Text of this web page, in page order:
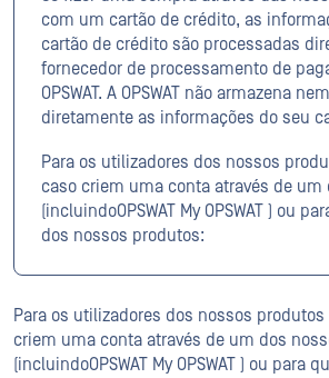
com um cartão de crédito, as
cartão de crédito são processadas
fornecedor de processamento de
OPSWAT. A OPSWAT não armazena
diretamente as informações do seu
Para os utilizadores dos nossos
caso criem uma conta através de um
(incluindoOPSWAT My OPSWAT ) ou
dos nossos produtos:
Para os utilizadores dos nossos
criem uma conta através de um dos
(incluindoOPSWAT My OPSWAT ) ou para